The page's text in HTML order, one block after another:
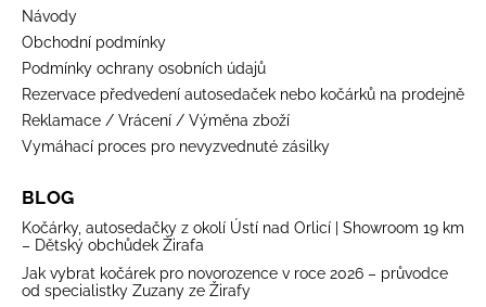
Návody
Obchodní podmínky
Podmínky ochrany osobních údajů
Rezervace předvedení autosedaček nebo kočárků na prodejně
Reklamace / Vrácení / Výměna zboží
Vymáhací proces pro nevyzvednuté zásilky
BLOG
Kočárky, autosedačky z okolí Ústí nad Orlicí | Showroom 19 km
– Dětský obchůdek Žirafa
Jak vybrat kočárek pro novorozence v roce 2026 – průvodce
od specialistky Zuzany ze Žirafy